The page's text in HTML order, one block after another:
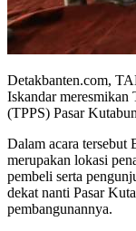
Detakbanten.com,
Iskandar meresmikan
(TPPS) Pasar
Dalam acara tersebut
merupakan lokasi
pembeli serta
dekat nanti Pasar
pembangunannya.